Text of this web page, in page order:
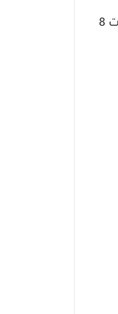
أبراج اليوم السبت 8